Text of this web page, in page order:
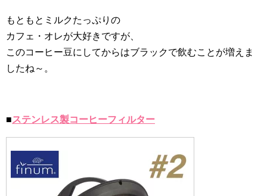
もともとミルクたっぷりの
カフェ・オレが大好きですが、
このコーヒー豆にしてからはブラックで飲むことが増えま
したね～。
■ステンレス製コーヒーフィルター